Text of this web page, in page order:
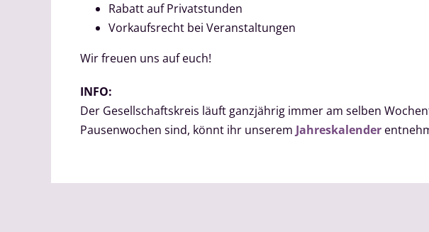
Rabatt auf Privatstunden
Vorkaufsrecht bei Veranstaltungen
Wir freuen uns auf euch!
INFO:
Der Gesellschaftskreis läuft ganzjährig immer am selben
Pausenwochen sind, könnt ihr unserem Jahreskalender